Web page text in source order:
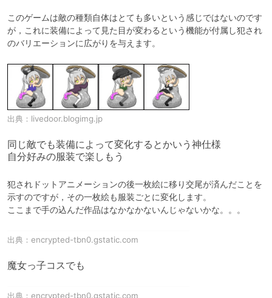
このゲームは敵の種類自体はとても多いという感じではないのです
が，これに装備によって見た目が変わるという機能が付属し犯され
のバリエーションに広がりを与えます。
出典： livedoor.blogimg.jp
同じ敵でも装備によって変化するとかいう神仕様
自分好みの服装で楽しもう
犯されドットアニメーションの後一枚絵に移り交尾が済んだことを
示すのですが，その一枚絵も服装ごとに変化します。
ここまで手の込んだ作品はなかなかないんじゃないかな。。。
出典： encrypted-tbn0.gstatic.com
魔女っ子コスでも
出典： encrypted-tbn0.gstatic.com